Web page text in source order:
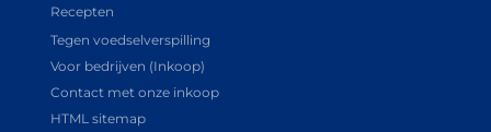
Recepten
Tegen voedselverspilling
Voor bedrijven (Inkoop)
Contact met onze inkoop
HTML sitemap